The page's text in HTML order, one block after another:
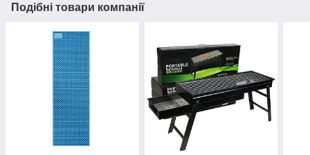
Подібні товари компанії